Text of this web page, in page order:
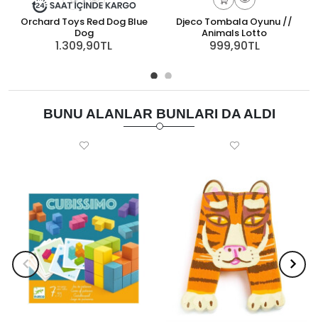
Orchard Toys Red Dog Blue
Dog
1.309,90TL
Djeco Tombala Oyunu //
Animals Lotto
999,90TL
BUNU ALANLAR BUNLARI DA ALDI